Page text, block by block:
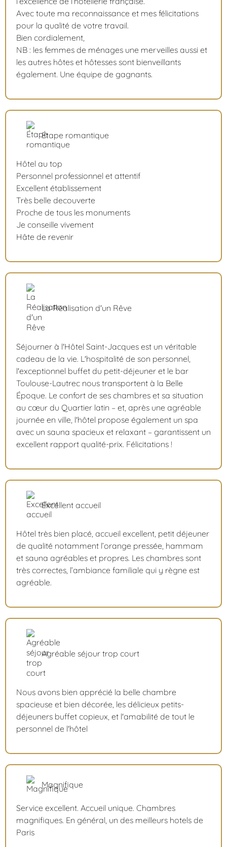
Avec toute ma reconnaissance et mes félicitations
pour la qualité de votre travail.
Bien cordialement,
NB : les femmes de ménages une merveilles aussi et
les autres hôtes et hôtesses sont bienveillants
également. Une équipe de gagnants.
Étape romantique
Hôtel au top
Personnel professionnel et attentif
Excellent établissement
Très belle decouverte
Proche de tous les monuments
Je conseille vivement
Hâte de revenir
La Réalisation d'un Rêve
Séjourner à l'Hôtel Saint-Jacques est un véritable
cadeau de la vie. L'hospitalité de son personnel,
l'exceptionnel buffet du petit-déjeuner et le bar
Toulouse-Lautrec nous transportent à la Belle
Époque. Le confort de ses chambres et sa situation
au cœur du Quartier latin – et, après une agréable
journée en ville, l'hôtel propose également un spa
avec un sauna spacieux et relaxant – garantissent un
excellent rapport qualité-prix. Félicitations !
Excellent accueil
Hôtel très bien placé, accueil excellent, petit déjeuner
de qualité notamment l’orange pressée, hammam
et sauna agréables et propres. Les chambres sont
très correctes, l’ambiance familiale qui y règne est
agréable.
Agréable séjour trop court
Nous avons bien apprécié la belle chambre
spacieuse et bien décorée, les délicieux petits-
déjeuners buffet copieux, et l'amabilité de tout le
personnel de l'hôtel
Magnifique
Service excellent. Accueil unique. Chambres
magnifiques. En général, un des meilleurs hotels de
Paris